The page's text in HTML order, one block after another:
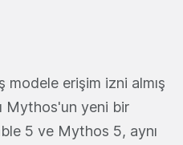
modele erişim izni almış
Mythos'un yeni bir
5 ve Mythos 5, aynı